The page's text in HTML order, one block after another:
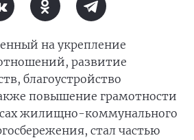
на укрепление
развитие
благоустройство
повышение грамотности
жилищно-коммунального
стал частью